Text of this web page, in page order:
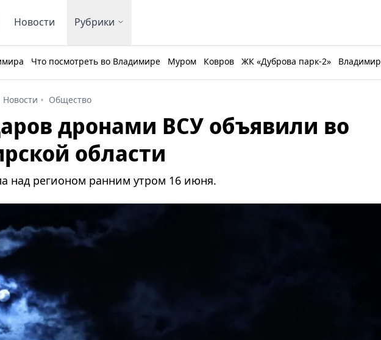
Новости Рубрики
Что посмотреть во Владимире Муром Ковров ЖК «Дуброва парк-2»
Новости Общество
дронами ВСУ объявили во
области
над регионом ранним утром 16 июня.